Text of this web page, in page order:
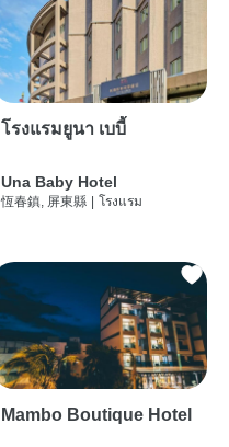
โรงแรมยูนา เบบี้
Una Baby Hotel
恆春鎮, 屏東縣 โรงแรม
Mambo Boutique Hotel